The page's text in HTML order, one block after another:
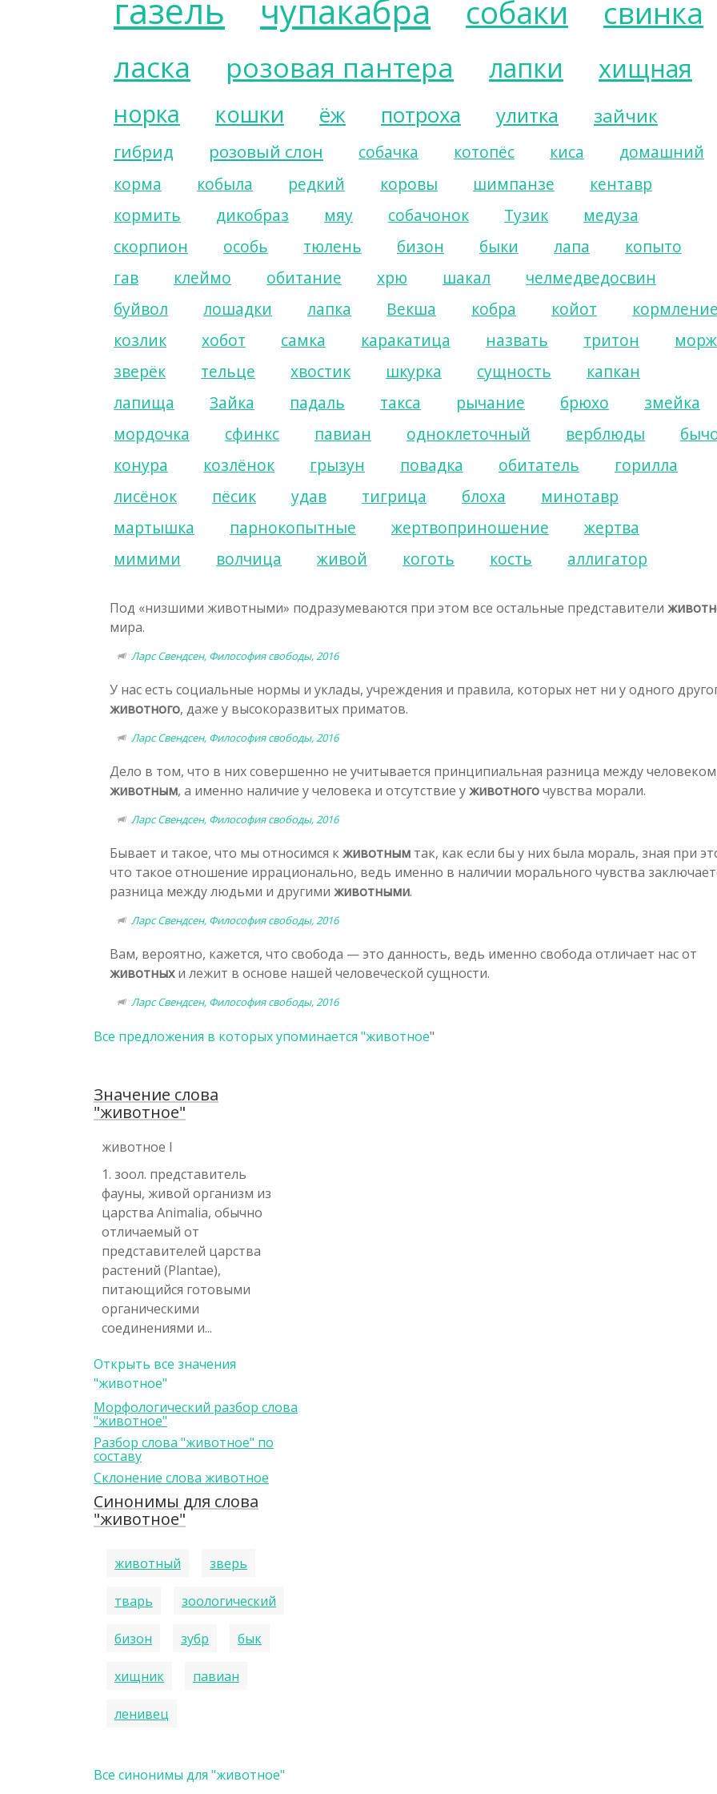
газель чупакабра собаки свинка
ласка розовая пантера лапки хищная
норка кошки ёж потроха улитка зайчик
гибрид розовый слон собачка котопёс киса
домашний
корма
кобыла редкий коровы шимпанзе
кентавр
кормить
дикобраз мяу собачонок Тузик
медуза
скорпион
особь тюлень бизон быки лапа
копыто
гав
клеймо обитание хрю шакал
челмедведосвин
буйвол
лошадки лапка Векша кобра койот
кормление
козлик
хобот самка каракатица назвать тритон
морж
зверёк
тельце хвостик шкурка сущность
капкан
лапища
Зайка падаль такса рычание брюхо
змейка
мордочка
сфинкс павиан одноклеточный верблюды
конура
козлёнок грызун повадка обитатель
горилла
лисёнок
пёсик удав тигрица блоха
минотавр
мартышка
парнокопытные жертвоприношение
жертва
мимими
волчица живой коготь кость аллигатор
Под «низшими животными» подразумеваются при этом все остальные представители
мира.
Ларс Свендсен, Философия свободы, 2016
У нас есть социальные нормы и уклады, учреждения и правила, которых нет ни у одного
животного, даже у высокоразвитых приматов.
Ларс Свендсен, Философия свободы, 2016
Дело в том, что в них совершенно не учитывается принципиальная разница между
животным, а именно наличие у человека и отсутствие уживотногочувства морали.
Ларс Свендсен, Философия свободы, 2016
Бывает и такое, что мы относимся к животным так, как если бы у них была мораль, зная при
что такое отношение иррационально, ведь именно в наличии морального чувства
разница между людьми и другими животными.
Ларс Свендсен, Философия свободы, 2016
Вам, вероятно, кажется, что свобода — это данность, ведь именно свобода отличает нас от
животныхи лежит в основе нашей человеческой сущности.
Ларс Свендсен, Философия свободы, 2016
Все предложения в которых упоминается "животное"
Значение слова
"животное"
животное I
1. зоол. представитель
фауны, живой организм из
царства Animalia, обычно
отличаемый от
представителей царства
растений (Plantae),
питающийся готовыми
органическими
соединениями и...
Открыть все значения
"животное"
Морфологический разбор слова
"животное"
Разбор слова "животное" по
составу
Склонение слова животное
Синонимы для слова
"животное"
животный зверь
тварь зоологический
бизон зубр бык
хищник павиан
ленивец
Все синонимы для "животное"